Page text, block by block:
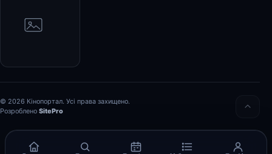
© 2026 Кінопортал. Усі права захищено.
Розроблено SitePro